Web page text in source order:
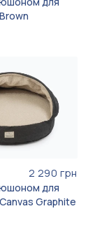
2 290 грн
для
Graphite